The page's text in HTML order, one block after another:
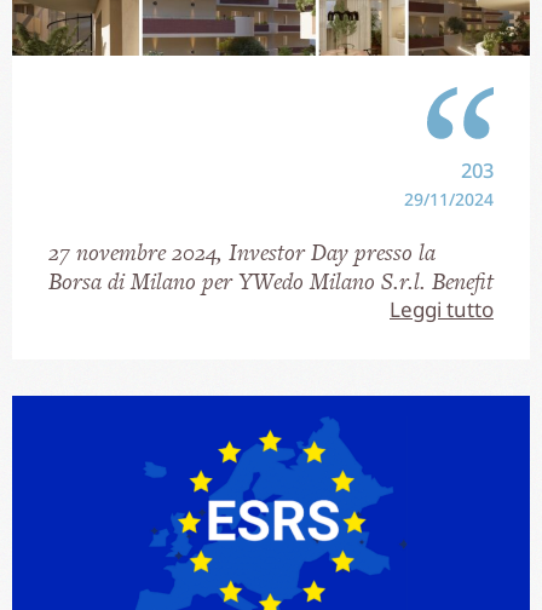
203
29/11/2024
27 novembre 2024, Investor Day presso la
Borsa di Milano per YWedo Milano S.r.l. Benefit
Leggi tutto